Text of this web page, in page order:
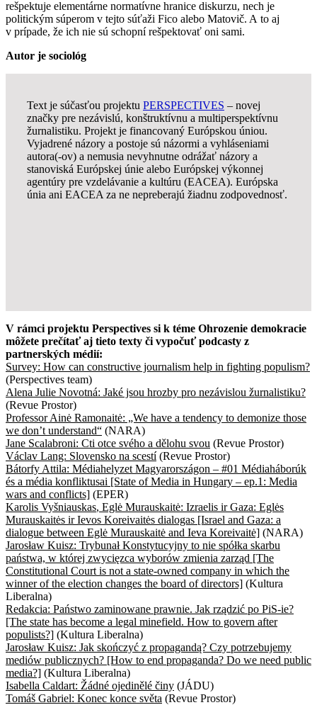
rešpektuje elementárne normatívne hranice diskurzu, nech je
politickým súperom v tejto súťaži Fico alebo Matovič. A to aj
v prípade, že ich nie sú schopní rešpektovať oni sami.
Autor je sociológ
Text je súčasťou projektu PERSPECTIVES – novej
značky pre nezávislú, konštruktívnu a multiperspektívnu
žurnalistiku. Projekt je financovaný Európskou úniou.
Vyjadrené názory a postoje sú názormi a vyhláseniami
autora(-ov) a nemusia nevyhnutne odrážať názory a
stanoviská Európskej únie alebo Európskej výkonnej
agentúry pre vzdelávanie a kultúru (EACEA). Európska
únia ani EACEA za ne nepreberajú žiadnu zodpovednosť.
V rámci projektu Perspectives si k téme Ohrozenie demokracie
môžete prečítať aj tieto texty či vypočuť podcasty z
partnerských médií:
Survey: How can constructive journalism help in fighting populism?
(Perspectives team)
Alena Julie Novotná: Jaké jsou hrozby pro nezávislou žurnalistiku?
(Revue Prostor)
Professor Ainė Ramonaitė: „We have a tendency to demonize those
we don’t understand“ (NARA)
Jane Scalabroni: Cti otce svého a dělohu svou (Revue Prostor)
Václav Lang: Slovensko na scestí(Revue Prostor)
Bátorfy Attila: Médiahelyzet Magyarországon – #01 Médiaháborúk
és a média konfliktusai [State of Media in Hungary – ep.1: Media
wars and conflicts] (EPER)
Karolis Vyšniauskas, Eglė Murauskaitė: Izraelis ir Gaza: Eglės
Murauskaitės ir Ievos Koreivaitės dialogas [Israel and Gaza: a
dialogue between Eglė Murauskaitė and Ieva Koreivaitė] (NARA)
Jarosław Kuisz: Trybunał Konstytucyjny to nie spółka skarbu
państwa, w której zwycięzca wyborów zmienia zarząd [The
Constitutional Court is not a state-owned company in which the
winner of the election changes the board of directors] (Kultura
Liberalna)
Redakcia: Państwo zaminowane prawnie. Jak rządzić po PiS-ie?
[The state has become a legal minefield. How to govern after
populists?] (Kultura Liberalna)
Jarosław Kuisz: Jak skończyć z propagandą? Czy potrzebujemy
mediów publicznych? [How to end propaganda? Do we need public
media?] (Kultura Liberalna)
Isabella Caldart: Žádné ojedinělé činy (JÁDU)
Tomáš Gabriel: Konec konce světa (Revue Prostor)